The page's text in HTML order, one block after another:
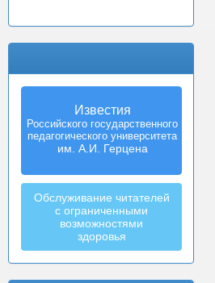
Известия
Российского государственного
педагогического университета
им. А.И. Герцена
Обслуживание читателей
с ограниченными
возможностями
здоровья